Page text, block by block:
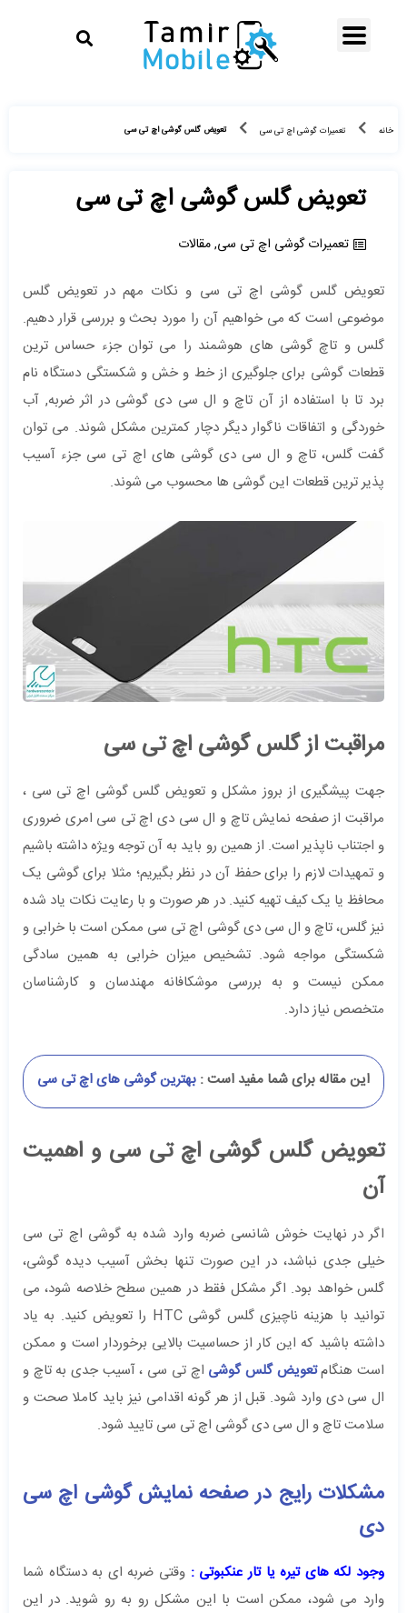
خانه تعمیرات گوشی اچ تی سی تعویض گلس گوشی اچ تی سی
تعویض گلس گوشی اچ تی سی
تعمیرات گوشی اچ تی سی,مقالات
تعویض گلس گوشی اچ تی سی و نکات مهم در تعویض گلس
موضوعی است که می خواهیم آن را مورد بحث و بررسی قرار دهیم.
گلس و تاچ گوشی های هوشمند را می توان جزء حساس ترین
قطعات گوشی برای جلوگیری از خط و خش و شکستگی دستگاه نام
برد تا با استفاده از آن تاچ و ال سی دی گوشی در اثر ضربه, آب
خوردگی و اتفاقات ناگوار دیگر دچار کمترین مشکل شوند. می توان
گفت گلس، تاچ و ال سی دی گوشی های اچ تی سی جزء آسیب
پذیر ترین قطعات این گوشی ها محسوب می شوند.
مراقبت از گلس گوشی اچ تی سی
جهت پیشگیری از بروز مشکل و تعویض گلس گوشی اچ تی سی ،
مراقبت از صفحه نمایش تاچ و ال سی دی اچ تی سی امری ضروری
و اجتناب ناپذیر است. از همین رو باید به آن توجه ویژه داشته باشیم
و تمهیدات لازم را برای حفظ آن در نظر بگیریم؛ مثلا برای گوشی یک
محافظ یا یک کیف تهیه کنید. در هر صورت و با رعایت نکات یاد شده
نیز گلس، تاچ و ال سی دی گوشی اچ تی سی ممکن است با خرابی و
شکستگی مواجه شود. تشخیص میزان خرابی به همین سادگی
ممکن نیست و به بررسی موشکافانه مهندسان و کارشناسان
متخصص نیاز دارد.
این مقاله برای شما مفید است : بهترین گوشی های اچ تی سی
تعویض گلس گوشی اچ تی سی و اهمیت
آن
اگر در نهایت خوش شانسی ضربه وارد شده به گوشی اچ تی سی
خیلی جدی نباشد، در این صورت تنها بخش آسیب دیده گوشی،
گلس خواهد بود. اگر مشکل فقط در همین سطح خلاصه شود، می
توانید با هزینه ناچیزی گلس گوشی HTC را تعویض کنید. به یاد
داشته باشید که این کار از حساسیت بالایی برخوردار است و ممکن
است هنگامتعویض گلس گوشی اچ تی سی ، آسیب جدی به تاچ و
ال سی دی وارد شود. قبل از هر گونه اقدامی نیز باید کاملا صحت و
سلامت تاچ و ال سی دی گوشی اچ تی سی تایید شود.
مشکلات رایج در صفحه نمایش گوشی اچ سی
دی
وجود لکه های تیره یا تار عنکبوتی : وقتی ضربه ای به دستگاه شما
وارد می شود، ممکن است با این مشکل رو به رو شوید. در این